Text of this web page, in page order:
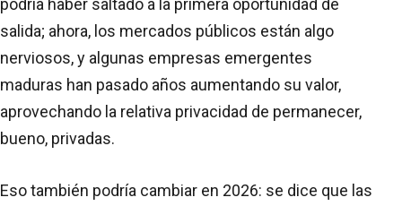
podría haber saltado a la primera oportunidad de
salida; ahora, los mercados públicos están algo
nerviosos, y algunas empresas emergentes
maduras han pasado años aumentando su valor,
aprovechando la relativa privacidad de permanecer,
bueno, privadas.
Eso también podría cambiar en 2026: se dice que las